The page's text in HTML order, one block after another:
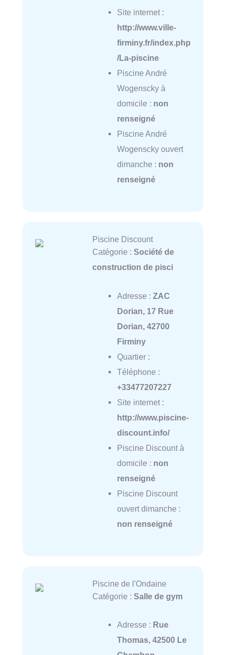
Site internet :
http://www.ville-
firminy.fr/index.php
/La-piscine
Piscine André
Wogenscky à
domicile : non
renseigné
Piscine André
Wogenscky ouvert
dimanche : non
renseigné
Piscine Discount
Catégorie : Société de
construction de pisci
Adresse : ZAC
Dorian, 17 Rue
Dorian, 42700
Firminy
Quartier :
Téléphone :
+33477207227
Site internet :
http://www.piscine-
discount.info/
Piscine Discount à
domicile : non
renseigné
Piscine Discount
ouvert dimanche :
non renseigné
Piscine de l'Ondaine
Catégorie : Salle de gym
Adresse : Rue
Thomas, 42500 Le